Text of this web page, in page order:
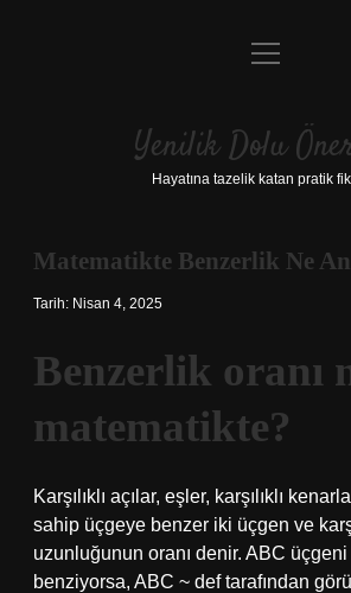
Anasayfa
Yasal Uyarı
menüyü
Yenilik Dolu
Hayatına tazelik katan pratik
Matematikte Benzerlik Ne
Tarih: Nisan 4, 2025
Benzerlik oranı
matematikte?
Karşılıklı açılar, eşler, karşılıklı
sahip üçgeye benzer iki üçgen ve
uzunluğunun oranı denir. ABC
benziyorsa, ABC ~ def tarafından